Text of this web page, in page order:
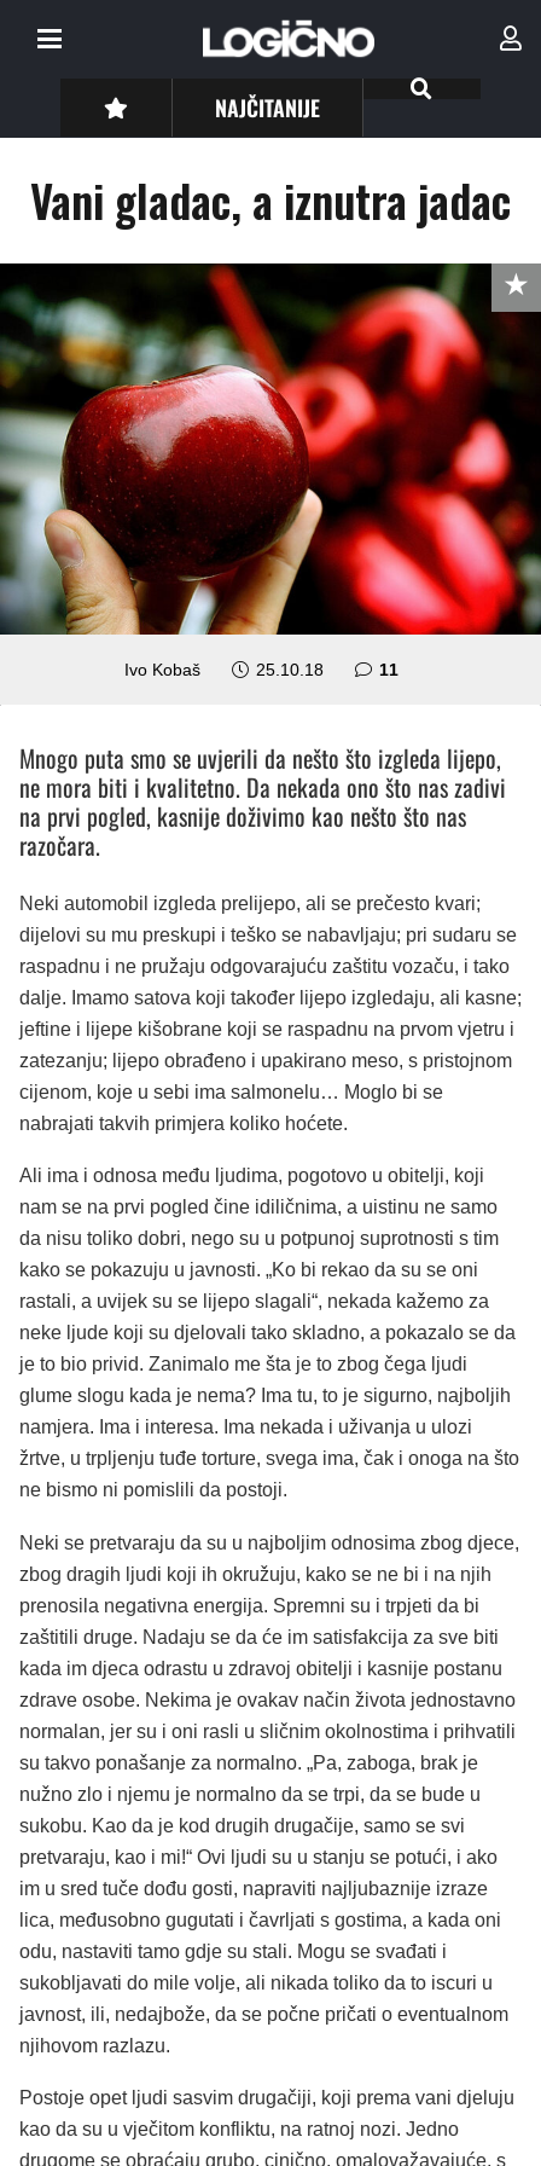
NAJČITANIJE
Vani gladac, a iznutra jadac
Ivo Kobaš 25.10.18 11
Mnogo puta smo se uvjerili da nešto što izgleda lijepo,
ne mora biti i kvalitetno. Da nekada ono što nas zadivi
na prvi pogled, kasnije doživimo kao nešto što nas
razočara.
Neki automobil izgleda prelijepo, ali se prečesto kvari;
dijelovi su mu preskupi i teško se nabavljaju; pri sudaru se
raspadnu i ne pružaju odgovarajuću zaštitu vozaču, i tako
dalje. Imamo satova koji također lijepo izgledaju, ali kasne;
jeftine i lijepe kišobrane koji se raspadnu na prvom vjetru i
zatezanju; lijepo obrađeno i upakirano meso, s pristojnom
cijenom, koje u sebi ima salmonelu… Moglo bi se
nabrajati takvih primjera koliko hoćete.
Ali ima i odnosa među ljudima, pogotovo u obitelji, koji
nam se na prvi pogled čine idiličnima, a uistinu ne samo
da nisu toliko dobri, nego su u potpunoj suprotnosti s tim
kako se pokazuju u javnosti. „Ko bi rekao da su se oni
rastali, a uvijek su se lijepo slagali“, nekada kažemo za
neke ljude koji su djelovali tako skladno, a pokazalo se da
je to bio privid. Zanimalo me šta je to zbog čega ljudi
glume slogu kada je nema? Ima tu, to je sigurno, najboljih
namjera. Ima i interesa. Ima nekada i uživanja u ulozi
žrtve, u trpljenju tuđe torture, svega ima, čak i onoga na što
ne bismo ni pomislili da postoji.
Neki se pretvaraju da su u najboljim odnosima zbog djece,
zbog dragih ljudi koji ih okružuju, kako se ne bi i na njih
prenosila negativna energija. Spremni su i trpjeti da bi
zaštitili druge. Nadaju se da će im satisfakcija za sve biti
kada im djeca odrastu u zdravoj obitelji i kasnije postanu
zdrave osobe. Nekima je ovakav način života jednostavno
normalan, jer su i oni rasli u sličnim okolnostima i prihvatili
su takvo ponašanje za normalno. „Pa, zaboga, brak je
nužno zlo i njemu je normalno da se trpi, da se bude u
sukobu. Kao da je kod drugih drugačije, samo se svi
pretvaraju, kao i mi!“ Ovi ljudi su u stanju se potući, i ako
im u sred tuče dođu gosti, napraviti najljubaznije izraze
lica, međusobno gugutati i čavrljati s gostima, a kada oni
odu, nastaviti tamo gdje su stali. Mogu se svađati i
sukobljavati do mile volje, ali nikada toliko da to iscuri u
javnost, ili, nedajbože, da se počne pričati o eventualnom
njihovom razlazu.
Postoje opet ljudi sasvim drugačiji, koji prema vani djeluju
kao da su u vječitom konfliktu, na ratnoj nozi. Jedno
drugome se obraćaju grubo, cinično, omalovažavajuće, s